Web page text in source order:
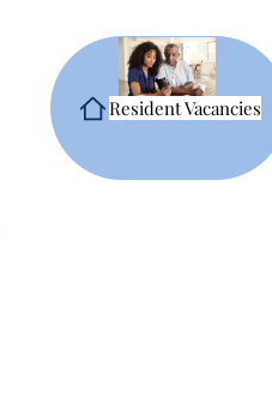
Resident Vacancies